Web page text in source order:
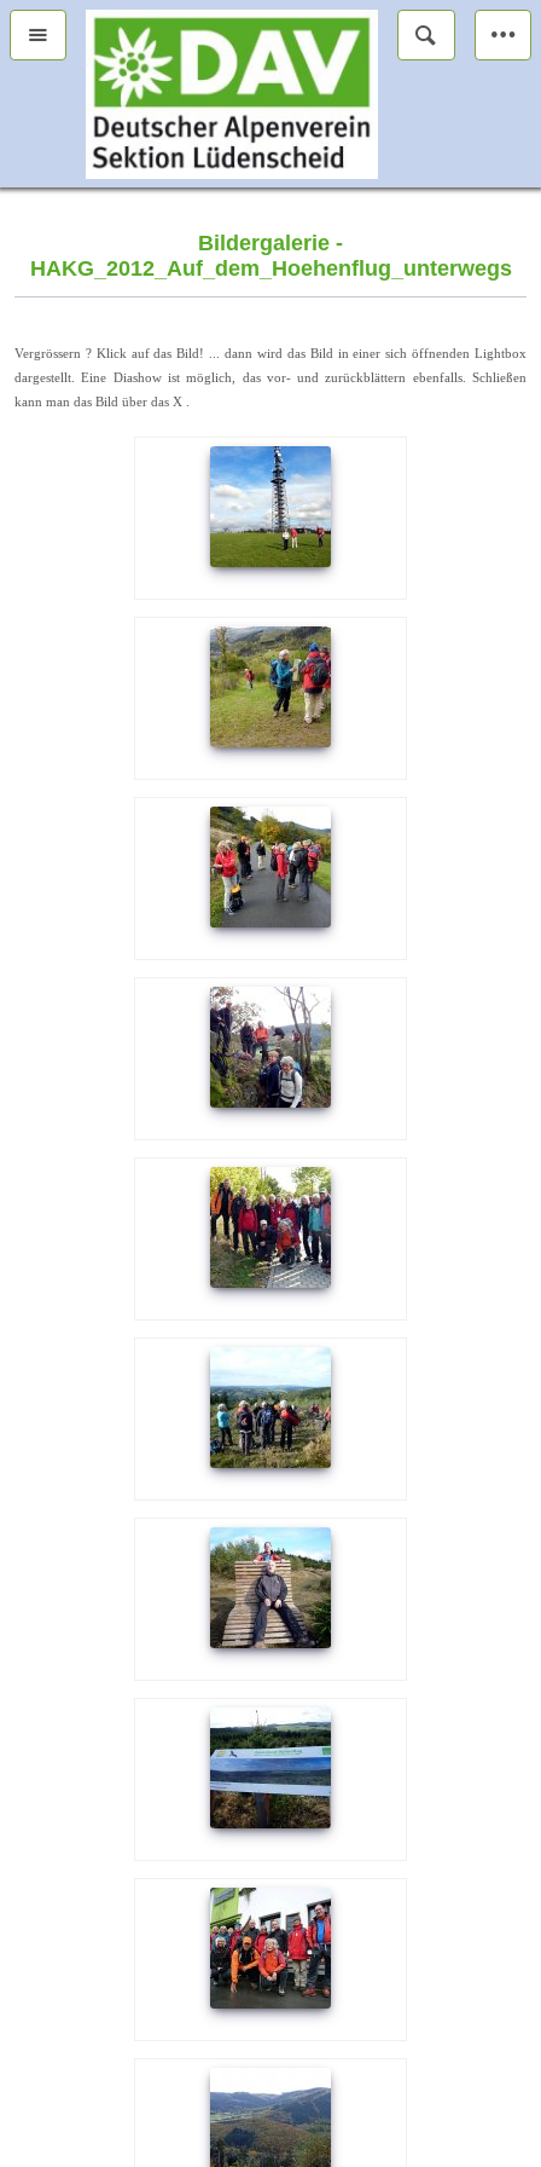
Bildergalerie -
HAKG_2012_Auf_dem_Hoehenflug_unterwegs
Vergrössern ? Klick auf das Bild! ... dann wird das Bild in einer sich öffnenden Lightbox
dargestellt. Eine Diashow ist möglich, das vor- und zurückblättern ebenfalls. Schließen
kann man das Bild über das X .